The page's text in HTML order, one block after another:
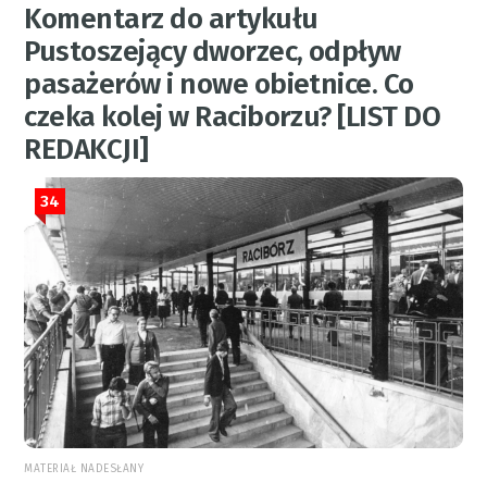
Komentarz do artykułu
Pustoszejący dworzec, odpływ
pasażerów i nowe obietnice. Co
czeka kolej w Raciborzu? [LIST DO
REDAKCJI]
34
MATERIAŁ NADESŁANY